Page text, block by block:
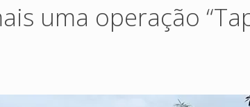
uma operação